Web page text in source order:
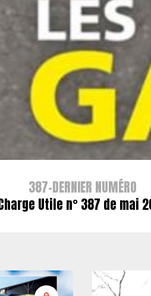
387-DERNIER NUMÉRO
Utile n° 387 de mai